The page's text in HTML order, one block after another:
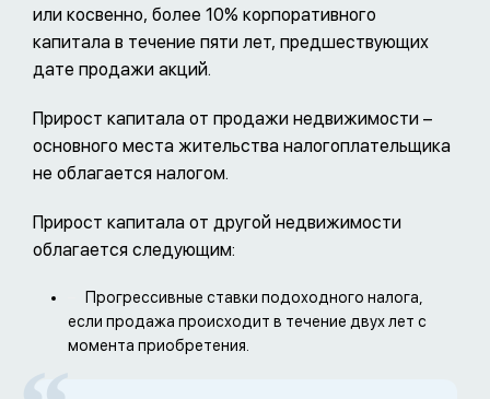
или косвенно, более 10% корпоративного
капитала в течение пяти лет, предшествующих
дате продажи акций.
Прирост капитала от продажи недвижимости –
основного места жительства налогоплательщика
не облагается налогом.
Прирост капитала от другой недвижимости
облагается следующим:
Прогрессивные ставки подоходного налога,
если продажа происходит в течение двух лет с
момента приобретения.